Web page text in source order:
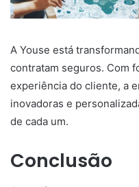
A Youse está
contratam seguros. Com
experiência do cliente, a
inovadoras e
de cada um.
Conclusão